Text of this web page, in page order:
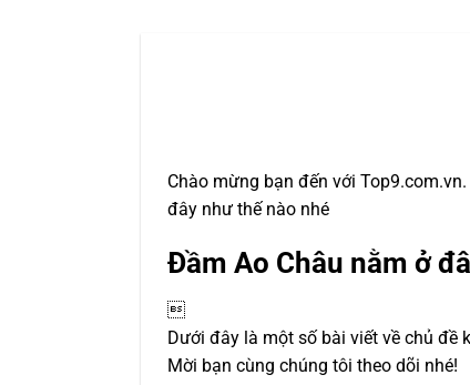
Chào mừng bạn đến với
đây như thế nào nhé
Đầm Ao Châu nằm ở

Dưới đây là một số bài viết về chủ
Mời bạn cùng chúng tôi theo dõi nhé!